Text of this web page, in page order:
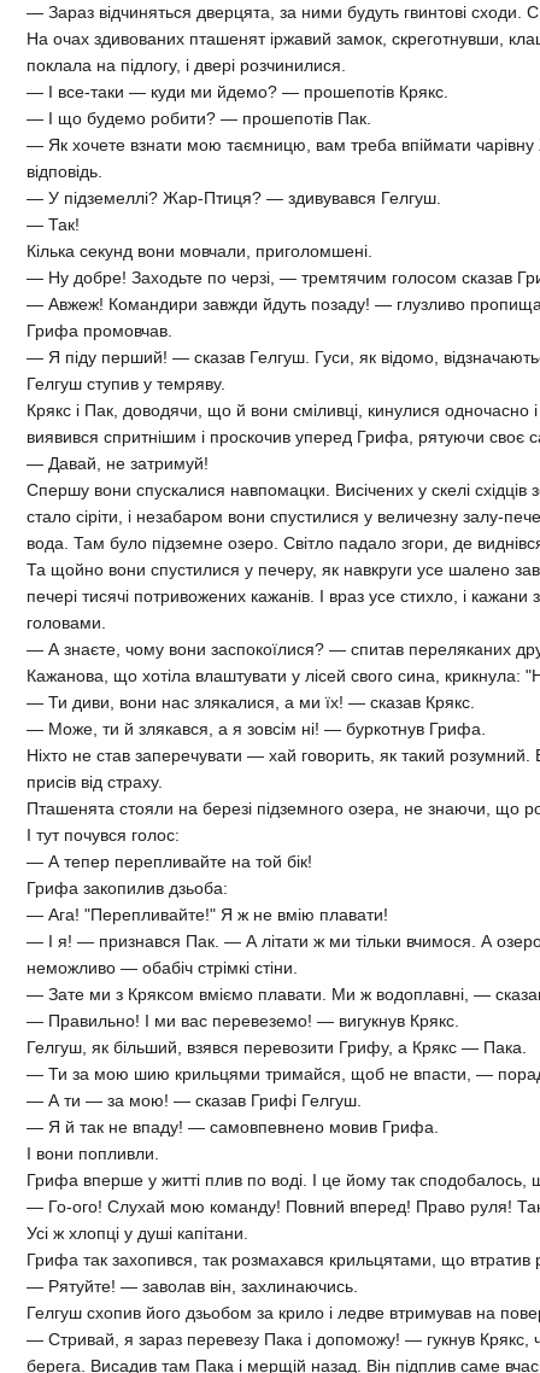
— Зараз відчиняться дверцята, за ними будуть гвинтові сходи.
На очах здивованих пташенят іржавий замок, скреготнувши,
поклала на підлогу, і двері розчинилися.
— І все-таки — куди ми йдемо? — прошепотів Крякс.
— І що будемо робити? — прошепотів Пак.
— Як хочете взнати мою таємницю, вам треба впіймати
відповідь.
— У підземеллі? Жар-Птиця? — здивувався Гелгуш.
— Так!
Кілька секунд вони мовчали, приголомшені.
— Ну добре! Заходьте по черзі, — тремтячим голосом сказав
— Авжеж! Командири завжди йдуть позаду! — глузливо
Грифа промовчав.
— Я піду перший! — сказав Гелгуш. Гуси, як відомо,
Гелгуш ступив у темряву.
Крякс і Пак, доводячи, що й вони сміливці, кинулися одночасно
виявився спритнішим і проскочив уперед Грифа, рятуючи своє
— Давай, не затримуй!
Спершу вони спускалися навпомацки. Висічених у скелі східців
стало сіріти, і незабаром вони спустилися у величезну залу-
вода. Там було підземне озеро. Світло падало згори, де
Та щойно вони спустилися у печеру, як навкруги усе шалено
печері тисячі потривожених кажанів. І враз усе стихло, і кажани
головами.
— А знаєте, чому вони заспокоїлися? — спитав переляканих
Кажанова, що хотіла влаштувати у лісей свого сина, крикнула:
— Ти диви, вони нас злякалися, а ми їх! — сказав Крякс.
— Може, ти й злякався, а я зовсім ні! — буркотнув Грифа.
Ніхто не став заперечувати — хай говорить, як такий
присів від страху.
Пташенята стояли на березі підземного озера, не знаючи, що
І тут почувся голос:
— А тепер перепливайте на той бік!
Грифа закопилив дзьоба:
— Ага! "Перепливайте!" Я ж не вмію плавати!
— І я! — признався Пак. — А літати ж ми тільки вчимося. А
неможливо — обабіч стрімкі стіни.
— Зате ми з Кряксом вміємо плавати. Ми ж водоплавні, —
— Правильно! І ми вас перевеземо! — вигукнув Крякс.
Гелгуш, як більший, взявся перевозити Грифу, а Крякс — Пака.
— Ти за мою шию крильцями тримайся, щоб не впасти, —
— А ти — за мою! — сказав Грифі Гелгуш.
— Я й так не впаду! — самовпевнено мовив Грифа.
І вони попливли.
Грифа вперше у житті плив по воді. І це йому так сподобалось,
— Го-ого! Слухай мою команду! Повний вперед! Право руля!
Усі ж хлопці у душі капітани.
Грифа так захопився, так розмахався крильцятами, що втратив
— Рятуйте! — заволав він, захлинаючись.
Гелгуш схопив його дзьобом за крило і ледве втримував на
— Стривай, я зараз перевезу Пака і допоможу! — гукнув Крякс,
берега. Висадив там Пака і мерщій назад. Він підплив саме